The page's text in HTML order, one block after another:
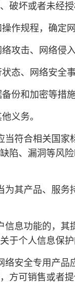
破坏或者未经
作规程，确定
攻击、网络侵
态、网络安全
份和加密等措
义务。
当符合相关国
陷、漏洞等风
为其产品、服
信息功能的，
于个人信息保护
络安全专用产
方可销售或者